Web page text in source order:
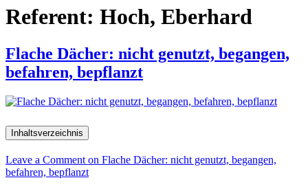
angewandte Bauphysik
Referent: Hoch, Eberhard
Flache Dächer: nicht genutzt, begangen,
befahren, bepflanzt
Inhaltsverzeichnis
Leave a Comment on Flache Dächer: nicht genutzt, begangen,
befahren, bepflanzt